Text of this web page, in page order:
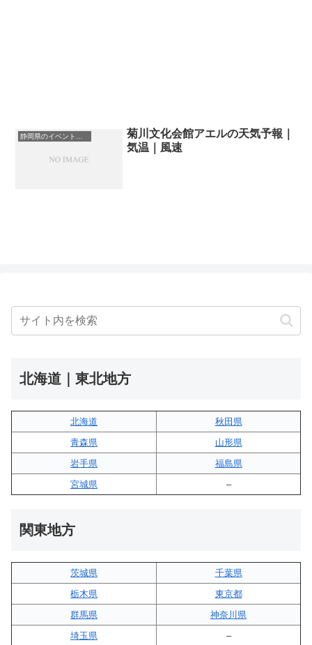
菊川文化会館アエルの天気予報｜
気温｜風速
北海道｜東北地方
北海道
秋田県
青森県
山形県
岩手県
福島県
宮城県
–
関東地方
茨城県
千葉県
栃木県
東京都
群馬県
神奈川県
埼玉県
–